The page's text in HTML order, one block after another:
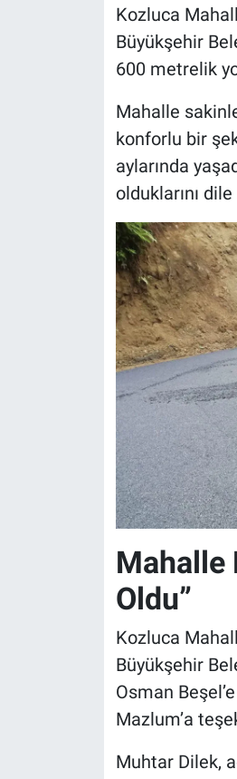
Kozluca
Büyükşehir
600 metrelik
Mahalle
konforlu bir
aylarında
olduklarını
Mahalle
Oldu”
Kozluca
Büyükşehir
Osman
Mazlum’a
Muhtar Dilek,